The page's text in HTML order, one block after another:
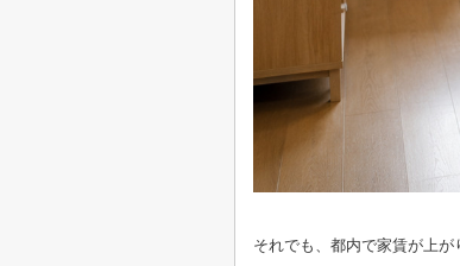
それでも、都内で家賃が上